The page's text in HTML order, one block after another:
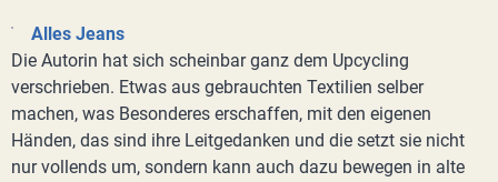
Alles Jeans
Die Autorin hat sich scheinbar ganz dem Upcycling
verschrieben. Etwas aus gebrauchten Textilien selber
machen, was Besonderes erschaffen, mit den eigenen
Händen, das sind ihre Leitgedanken und die setzt sie nicht
nur vollends um, sondern kann auch dazu bewegen in alte